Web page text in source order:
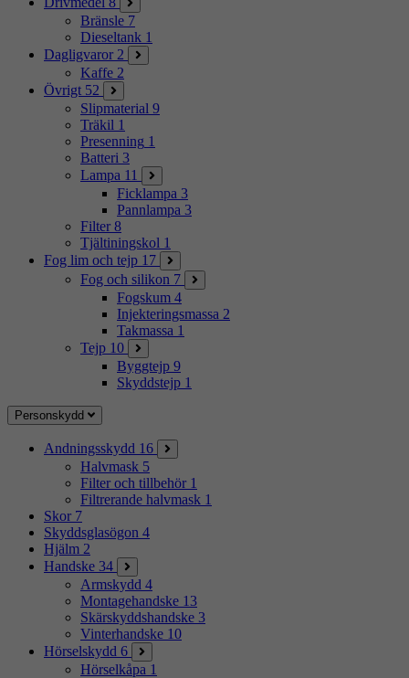
Bränsle 7
Dieseltank 1
Dagligvaror 2
Kaffe 2
Övrigt 52
Slipmaterial 9
Träkil 1
Presenning 1
Batteri 3
Lampa 11
Ficklampa 3
Pannlampa 3
Filter 8
Tjältiningskol 1
Fog lim och tejp 17
Fog och silikon 7
Fogskum 4
Injekteringsmassa 2
Takmassa 1
Tejp 10
Byggtejp 9
Skyddstejp 1
Personskydd
Andningsskydd 16
Halvmask 5
Filter och tillbehör 1
Filtrerande halvmask 1
Skor 7
Skyddsglasögon 4
Hjälm 2
Handske 34
Armskydd 4
Montagehandske 13
Skärskyddshandske 3
Vinterhandske 10
Hörselskydd 6
Hörselkåpa 1